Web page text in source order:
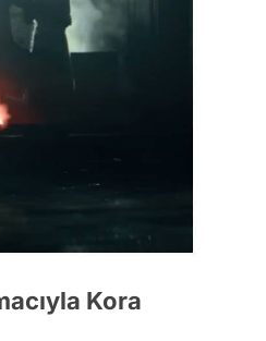
Kora